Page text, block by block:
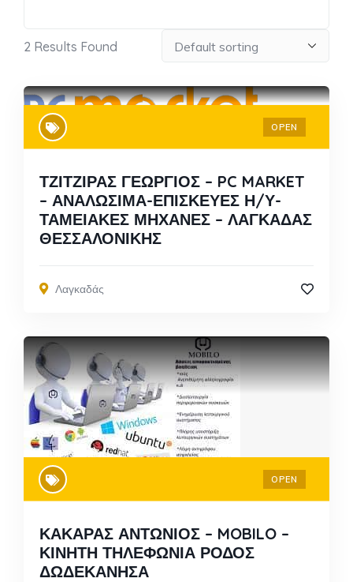
2 Results Found
OPEN
ΤΖΙΤΖΙΡΑΣ ΓΕΩΡΓΙΟΣ – PC MARKET
– ΑΝΑΛΩΣΙΜΑ-ΕΠΙΣΚΕΥΕΣ Η/Υ-
ΤΑΜΕΙΑΚΕΣ ΜΗΧΑΝΕΣ – ΛΑΓΚΑΔΑΣ
ΘΕΣΣΑΛΟΝΙΚΗΣ
Λαγκαδάς
OPEN
ΚΑΚΑΡΑΣ ΑΝΤΩΝΙΟΣ – MOBILO –
ΚΙΝΗΤΗ ΤΗΛΕΦΩΝΙΑ ΡΟΔΟΣ
ΔΩΔΕΚΑΝΗΣΑ